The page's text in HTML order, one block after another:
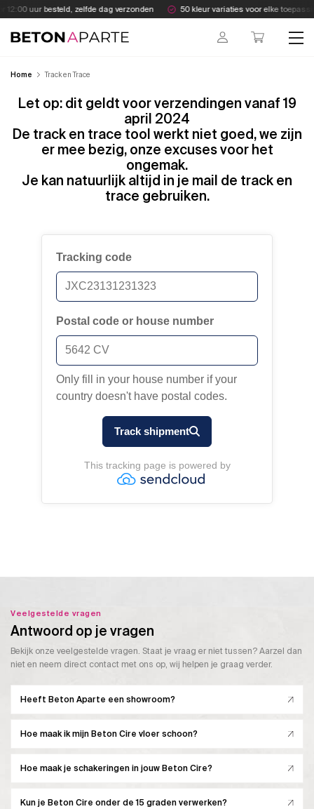
Skip
to
content
12:00 uur besteld, zelfde dag verzonden 50 kleur variaties voor elke
Beton Aparte
Home Track en Trace
Let op: dit geldt voor verzendingen vanaf 19
april 2024
De track en trace tool werkt niet goed, we zijn
er mee bezig, onze excuses voor het
ongemak.
Je kan natuurlijk altijd in je mail de track en
trace gebruiken.
Veelgestelde vragen
Antwoord op je vragen
Bekijk onze veelgestelde vragen. Staat je vraag er niet tussen? Aarzel dan
niet en neem direct contact met ons op, wij helpen je graag verder.
Heeft Beton Aparte een showroom?
Hoe maak ik mijn Beton Cire vloer schoon?
Hoe maak je schakeringen in jouw Beton Cire?
Kun je Beton Cire onder de 15 graden verwerken?